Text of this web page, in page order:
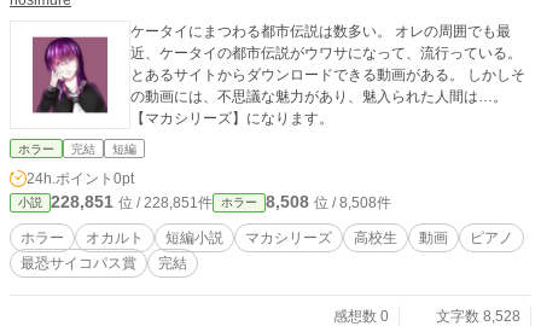
ケータイにまつわる都市伝説は数多い。 オレの周囲でも最
近、ケータイの都市伝説がウワサになって、流行っている。
とあるサイトからダウンロードできる動画がある。 しかしそ
の動画には、不思議な魅力があり、魅入られた人間は…。
【マカシリーズ】になります。
ホラー 完結 短編
24h.ポイント 0pt
小説 228,851 位 / 228,851件 ホラー 8,508 位 / 8,508件
ホラー オカルト 短編小説 マカシリーズ 高校生 動画
ピアノ
最恐サイコパス賞
完結
感想数 0 文字数 8,528